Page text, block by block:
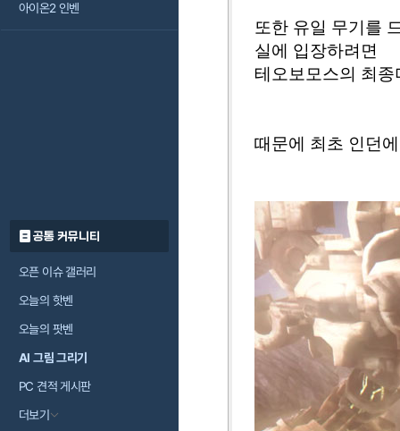
아이온2 인벤
공통 커뮤니티
오픈 이슈 갤러리
오늘의 핫벤
오늘의 팟벤
AI 그림 그리기
PC 견적 게시판
더보기
또한 유일 무기를
실에 입장하려면
테오보모스의 최
때문에 최초 인던